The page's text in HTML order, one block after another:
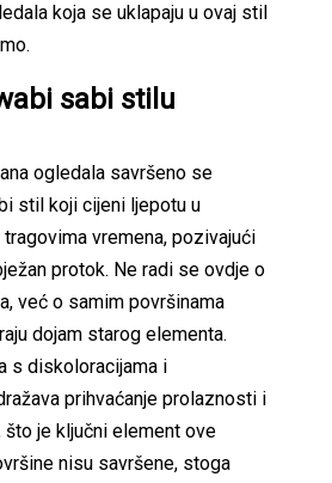
koja se uklapaju u ovaj stil
sabi stilu
ogledala savršeno se
stil koji cijeni ljepotu u
vremena, pozivajući
protok. Ne radi se ovdje o
već o samim površinama
dojam starog elementa.
s diskoloracijama i
prihvaćanje prolaznosti i
što je ključni element ove
nisu savršene, stoga